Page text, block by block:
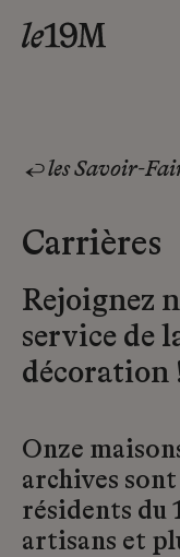
les Savoir-
Carrières
Rejoignez
service de
décoration
Onze
archives
résidents du
artisans et